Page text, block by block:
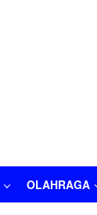
OLAHRAGA